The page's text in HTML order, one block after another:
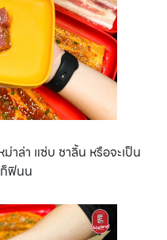
าล่า แซ่บ ชาลิ้น หรือจะเป็น
ก็ฟินน